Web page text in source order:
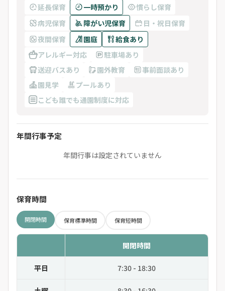
延長保育 一時預かり
慣らし保育
病児保育
障がい児保育
日・祝日保育
夜間保育
園庭
給食あり
アレルギー対応
駐車場あり
送迎バスあり
園外教育
事前面談あり
園見学
プールあり
こども誰でも通園制度に対応
年間行事予定
年間行事は設定されていません
保育時間
開閉時間 保育標準時間 保育短時間
開閉時間
平日 7:30 - 18:30